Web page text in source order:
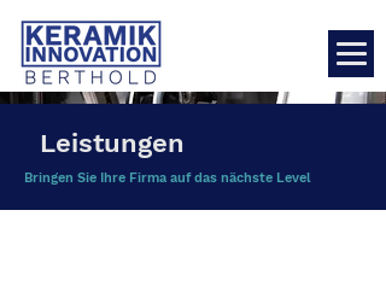
Leistungen
Bringen Sie Ihre Firma auf das nächste Level